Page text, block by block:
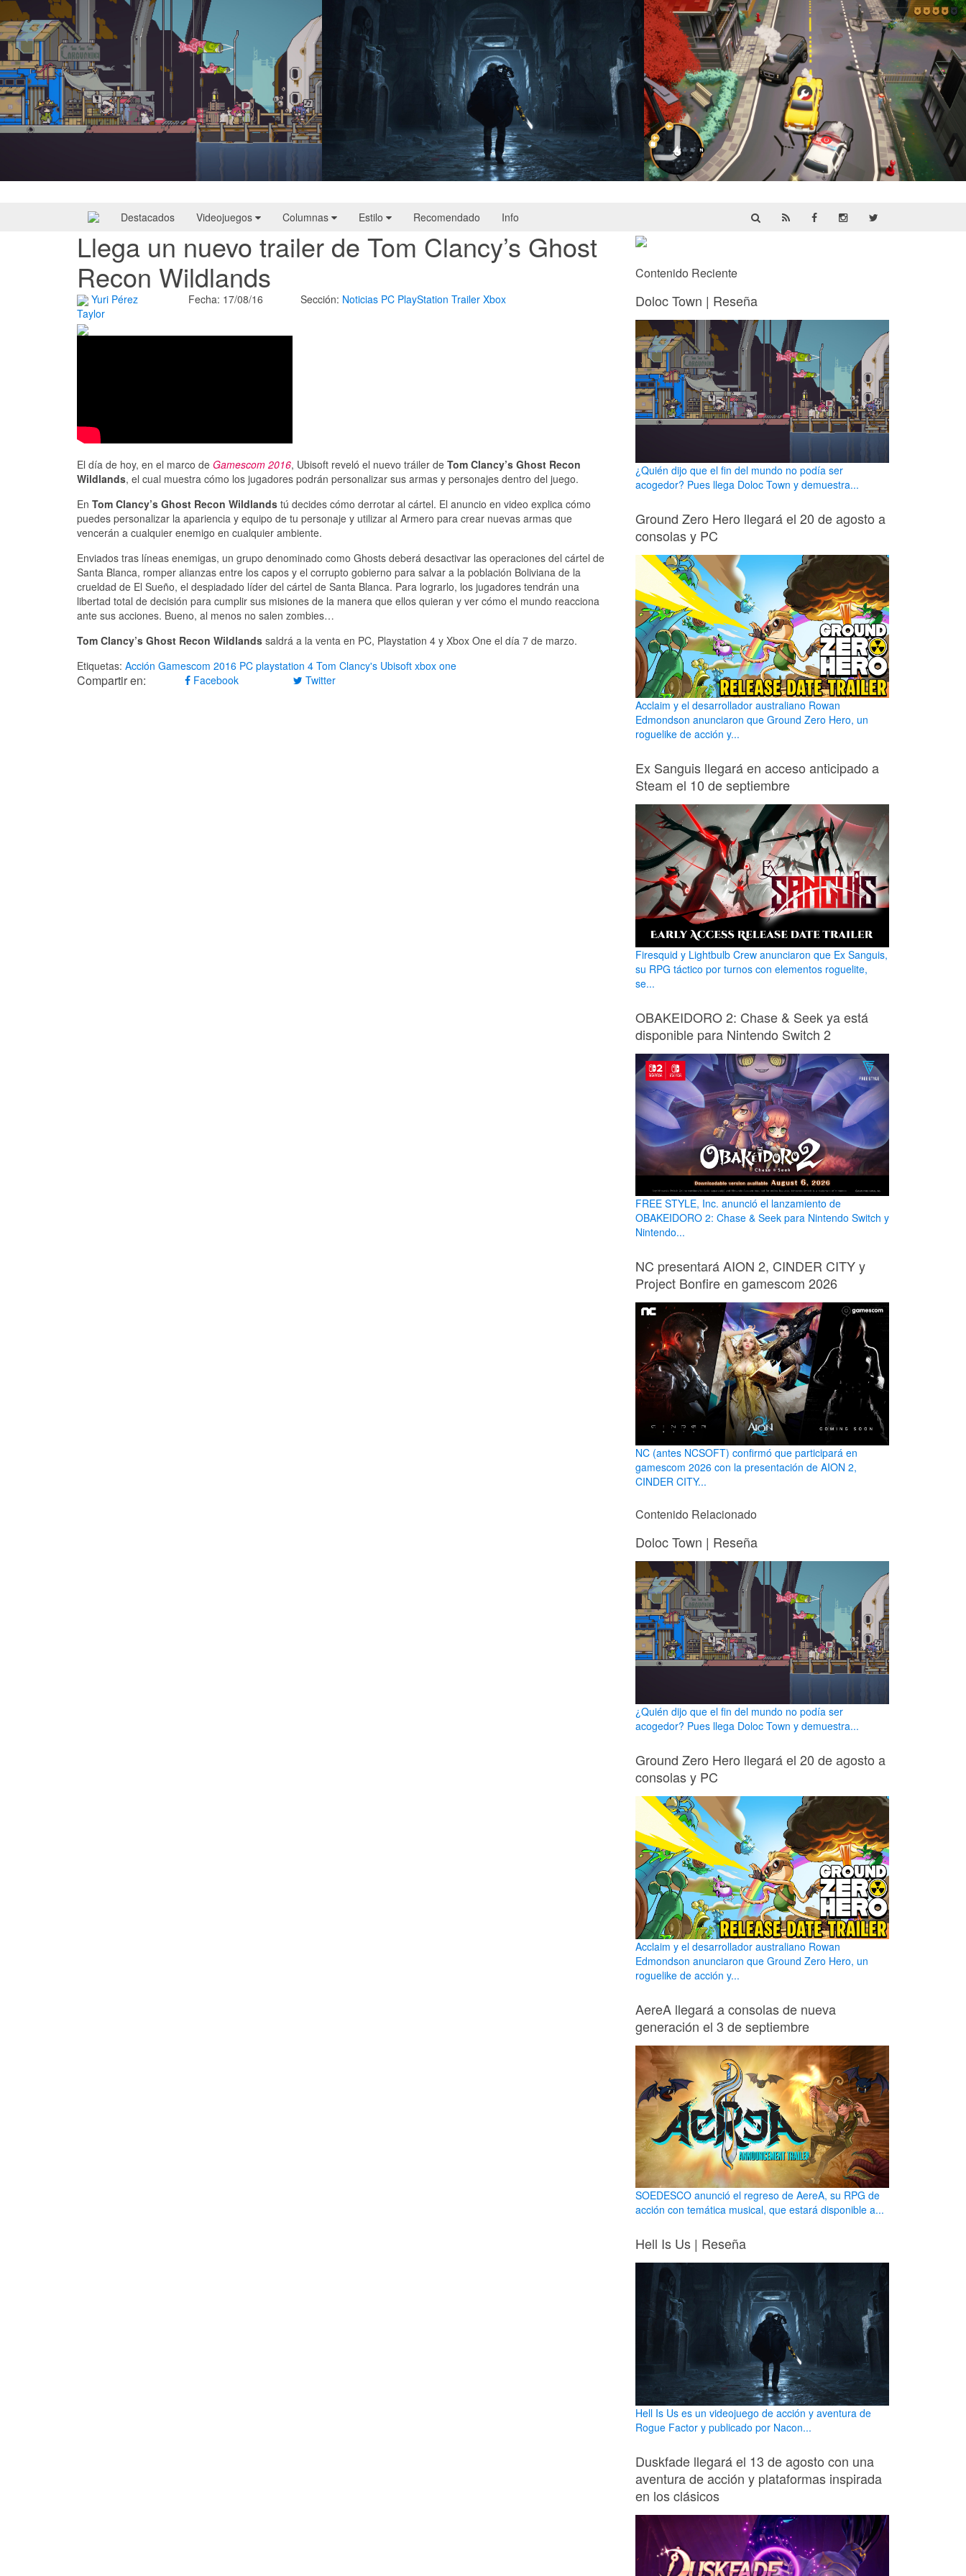
Destacados Videojuegos Columnas Estilo Recomendado Info
Llega un nuevo trailer de Tom Clancy’s Ghost
Recon Wildlands
Yuri Pérez
Taylor
Fecha: 17/08/16 Sección: Noticias PC PlayStation Trailer Xbox
El día de hoy, en el marco de Gamescom 2016, Ubisoft reveló el nuevo tráiler de Tom Clancy’s Ghost Recon
Wildlands, el cual muestra cómo los jugadores podrán personalizar sus armas y personajes dentro del juego.
En Tom Clancy’s Ghost Recon Wildlands tú decides cómo derrotar al cártel. El anuncio en video explica cómo
puedes personalizar la apariencia y equipo de tu personaje y utilizar al Armero para crear nuevas armas que
vencerán a cualquier enemigo en cualquier ambiente.
Enviados tras líneas enemigas, un grupo denominado como Ghosts deberá desactivar las operaciones del cártel de
Santa Blanca, romper alianzas entre los capos y el corrupto gobierno para salvar a la población Boliviana de la
crueldad de El Sueño, el despiadado líder del cártel de Santa Blanca. Para lograrlo, los jugadores tendrán una
libertad total de decisión para cumplir sus misiones de la manera que ellos quieran y ver cómo el mundo reacciona
ante sus acciones. Bueno, al menos no salen zombies…
Tom Clancy’s Ghost Recon Wildlands saldrá a la venta en PC, Playstation 4 y Xbox One el día 7 de marzo.
Etiquetas: Acción Gamescom 2016 PC playstation 4 Tom Clancy's Ubisoft xbox one
Compartir en: Facebook Twitter
Contenido Reciente
Doloc Town | Reseña
¿Quién dijo que el fin del mundo no podía ser
acogedor? Pues llega Doloc Town y demuestra...
Ground Zero Hero llegará el 20 de agosto a
consolas y PC
Acclaim y el desarrollador australiano Rowan
Edmondson anunciaron que Ground Zero Hero, un
roguelike de acción y...
Ex Sanguis llegará en acceso anticipado a
Steam el 10 de septiembre
Firesquid y Lightbulb Crew anunciaron que Ex Sanguis,
su RPG táctico por turnos con elementos roguelite,
se...
OBAKEIDORO 2: Chase & Seek ya está
disponible para Nintendo Switch 2
FREE STYLE, Inc. anunció el lanzamiento de
OBAKEIDORO 2: Chase & Seek para Nintendo Switch y
Nintendo...
NC presentará AION 2, CINDER CITY y
Project Bonfire en gamescom 2026
NC (antes NCSOFT) confirmó que participará en
gamescom 2026 con la presentación de AION 2,
CINDER CITY...
Contenido Relacionado
Doloc Town | Reseña
¿Quién dijo que el fin del mundo no podía ser
acogedor? Pues llega Doloc Town y demuestra...
Ground Zero Hero llegará el 20 de agosto a
consolas y PC
Acclaim y el desarrollador australiano Rowan
Edmondson anunciaron que Ground Zero Hero, un
roguelike de acción y...
AereA llegará a consolas de nueva
generación el 3 de septiembre
SOEDESCO anunció el regreso de AereA, su RPG de
acción con temática musical, que estará disponible a...
Hell Is Us | Reseña
Hell Is Us es un videojuego de acción y aventura de
Rogue Factor y publicado por Nacon...
Duskfade llegará el 13 de agosto con una
aventura de acción y plataformas inspirada
en los clásicos